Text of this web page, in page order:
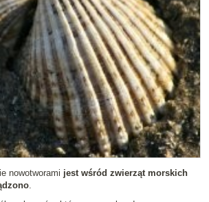
nowotworami jest wśród zwierząt morskich
.